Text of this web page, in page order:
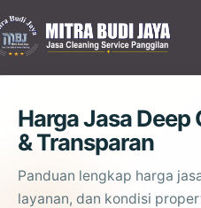
Harga Jasa Deep
& Transparan
Panduan lengkap harga
layanan, dan kondisi